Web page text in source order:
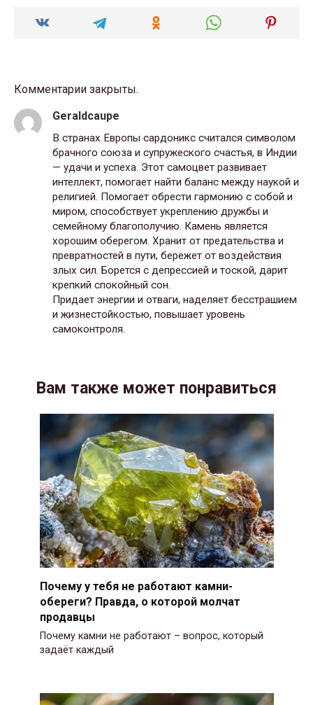
Комментарии закрыты.
Geraldcaupe
В странах Европы сардоникс считался символом
брачного союза и супружеского счастья, в Индии
— удачи и успеха. Этот самоцвет развивает
интеллект, помогает найти баланс между наукой и
религией. Помогает обрести гармонию с собой и
миром, способствует укреплению дружбы и
семейному благополучию. Камень является
хорошим оберегом. Хранит от предательства и
превратностей в пути, бережет от воздействия
злых сил. Борется с депрессией и тоской, дарит
крепкий спокойный сон.
Придает энергии и отваги, наделяет бесстрашием
и жизнестойкостью, повышает уровень
самоконтроля.
Вам также может понравиться
Почему у тебя не работают камни-
обереги? Правда, о которой молчат
продавцы
Почему камни не работают – вопрос, который
задаёт каждый